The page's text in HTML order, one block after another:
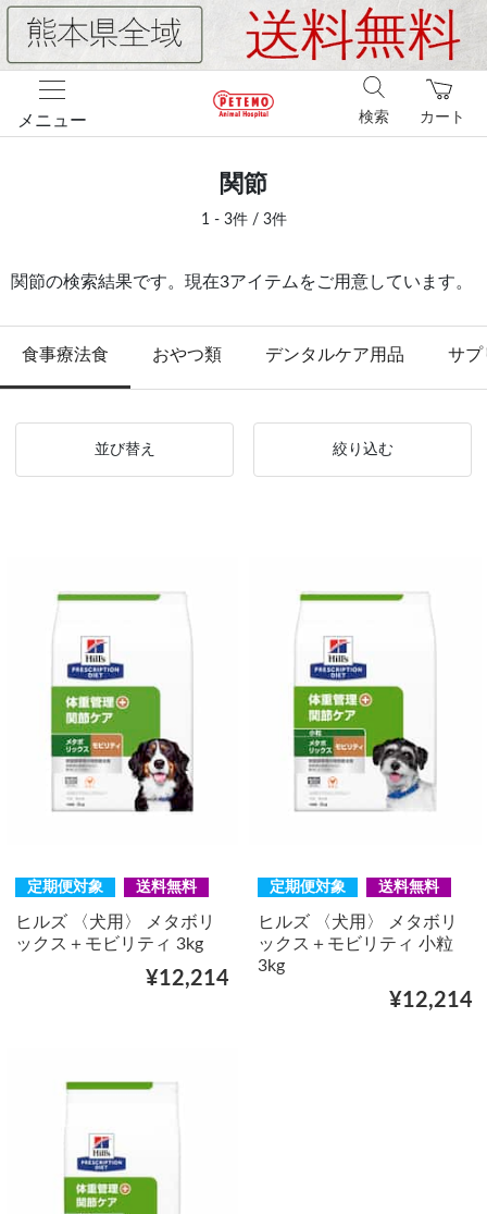
メニュー カート
検索
関節
1 - 3件 / 3件
関節の検索結果です。現在3アイテムをご用意しています。
食事療法食 おやつ類 デンタルケア用品 サプ
並び替え 絞り込む
定期便対象 送料無料
ヒルズ 〈犬用〉 メタボリ
ックス＋モビリティ 3kg
¥12,214
定期便対象 送料無料
ヒルズ 〈犬用〉 メタボリ
ックス＋モビリティ 小粒
3kg
¥12,214